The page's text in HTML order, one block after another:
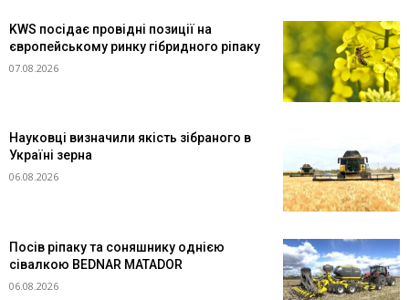
KWS посідає провідні позиції на
європейському ринку гібридного ріпаку
07.08.2026
Науковці визначили якість зібраного в
Україні зерна
06.08.2026
Посів ріпаку та соняшнику однією
сівалкою BEDNAR MATADOR
06.08.2026